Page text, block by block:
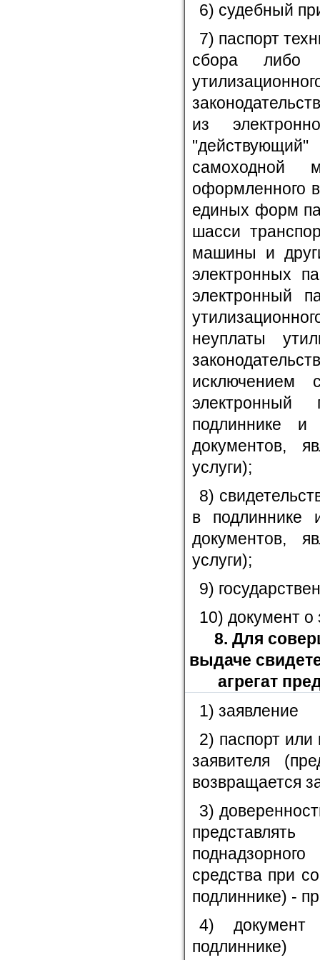
6) судебный
7) паспорт
сбора либо
из
самоходной
оформленного
единых форм
шасси
машины и
электронных
электронный
неуплаты
исключением
электронный
подлиннике и
документов,
услуги);
8)
в подлиннике
документов,
услуги);
9)
10) документ о
8. Для
выдаче
агрегат
1) заявление
2) паспорт
заявителя
возвращается
3)
средства при
подлиннике) -
4)